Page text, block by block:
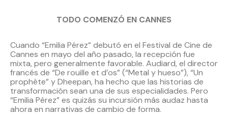
TODO COMENZÓ EN CANNES
Cuando “Emilia Pérez” debutó en el Festival de Cine de
Cannes en mayo del año pasado, la recepción fue
mixta, pero generalmente favorable. Audiard, el director
francés de “De rouille et d’os” (“Metal y hueso”), “Un
prophète” y Dheepan, ha hecho que las historias de
transformación sean una de sus especialidades. Pero
“Emilia Pérez” es quizás su incursión más audaz hasta
ahora en narrativas de cambio de forma.